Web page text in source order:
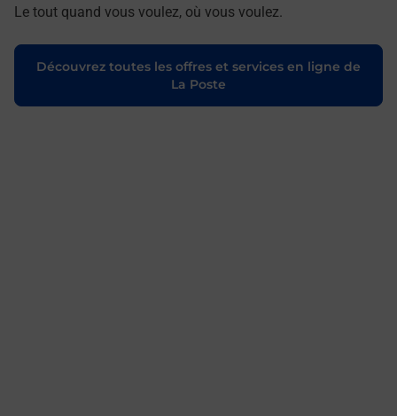
Le tout quand vous voulez, où vous voulez.
Découvrez toutes les offres et services en ligne de
La Poste